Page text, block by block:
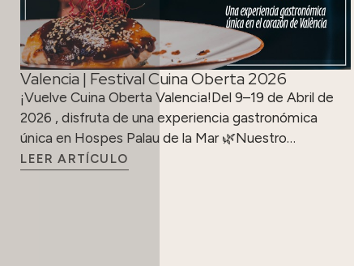
Valencia | Festival Cuina Oberta 2026
¡Vuelve Cuina Oberta Valencia!Del 9–19 de Abril de
2026 , disfruta de una experiencia gastronómica
única en Hospes Palau de la Mar 🌿Nuestro…
LEER ARTÍCULO